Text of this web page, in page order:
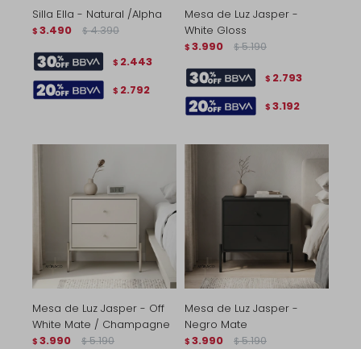
Silla Ella - Natural /Alpha
$ 3.490 $ 4.390
$ 2.443
$ 2.792
Mesa de Luz Jasper -
White Gloss
$ 3.990 $ 5.190
$ 2.793
$ 3.192
Mesa de Luz Jasper - Off
White Mate / Champagne
$ 3.990 $ 5.190
Mesa de Luz Jasper -
Negro Mate
$ 3.990 $ 5.190